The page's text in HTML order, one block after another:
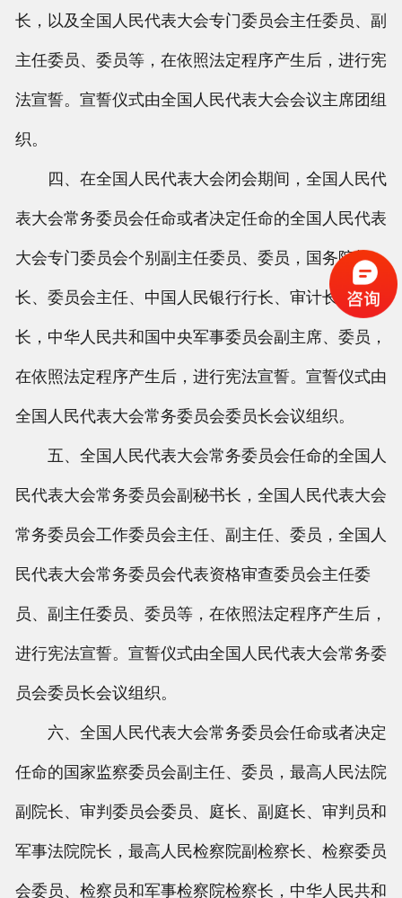
长，以及全国人民代表大会专门委员会主任委员、副
主任委员、委员等，在依照法定程序产生后，进行宪
法宣誓。宣誓仪式由全国人民代表大会会议主席团组
织。
四、在全国人民代表大会闭会期间，全国人民代
表大会常务委员会任命或者决定任命的全国人民代表
大会专门委员会个别副主任委员、委员，国务院部
长、委员会主任、中国人民银行行长、审计长、秘书
长，中华人民共和国中央军事委员会副主席、委员，
在依照法定程序产生后，进行宪法宣誓。宣誓仪式由
全国人民代表大会常务委员会委员长会议组织。
五、全国人民代表大会常务委员会任命的全国人
民代表大会常务委员会副秘书长，全国人民代表大会
常务委员会工作委员会主任、副主任、委员，全国人
民代表大会常务委员会代表资格审查委员会主任委
员、副主任委员、委员等，在依照法定程序产生后，
进行宪法宣誓。宣誓仪式由全国人民代表大会常务委
员会委员长会议组织。
六、全国人民代表大会常务委员会任命或者决定
任命的国家监察委员会副主任、委员，最高人民法院
副院长、审判委员会委员、庭长、副庭长、审判员和
军事法院院长，最高人民检察院副检察长、检察委员
会委员、检察员和军事检察院检察长，中华人民共和